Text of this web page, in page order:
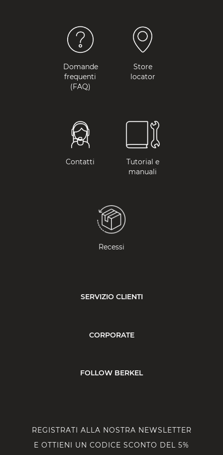
Domande
frequenti
(FAQ)
Store
locator
Contatti
Tutorial e
manuali
Recessi
SERVIZIO CLIENTI
CORPORATE
FOLLOW BERKEL
REGISTRATI ALLA NOSTRA NEWSLETTER
E OTTIENI UN CODICE SCONTO DEL 5%